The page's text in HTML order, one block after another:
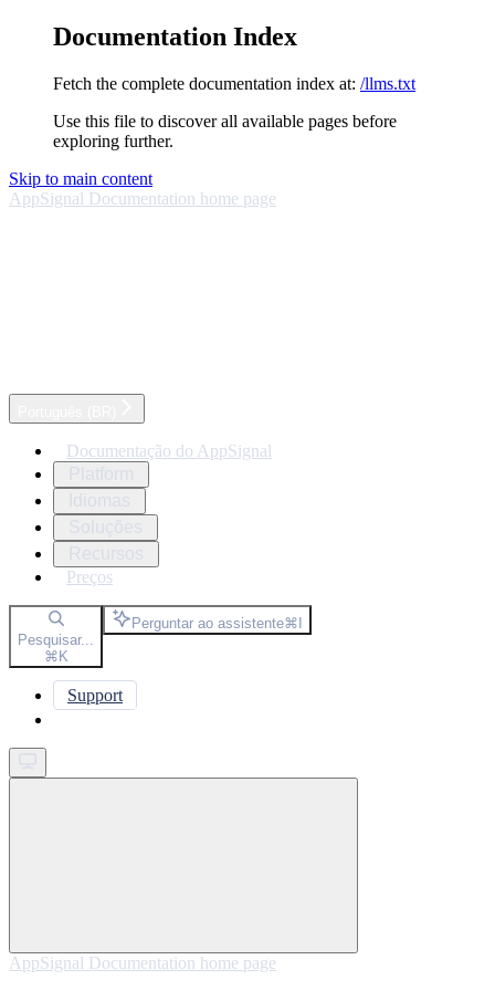
Documentation Index
Fetch the complete documentation index at: /llms.txt
Use this file to discover all available pages before
exploring further.
Skip to main content
AppSignal Documentation home page
Documentação do AppSignal
Preços
Pesquisar...
⌘K
Perguntar ao assistente⌘I
Support
AppSignal Documentation home page